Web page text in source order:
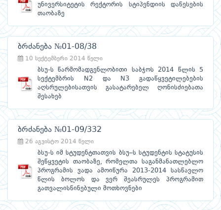
უნივერსიტეტის რექტორის სტიპენდიის დაწესების
თაობაზე
ბრძანება №01-08/38
10 სექტემბერი 2014 წელი
ბსუ-ს წარმომადგენლობითი საბჭოს 2014 წლის 5
სექტემბრის N2 და N3 გადაწყვეტილებების
აღსრულებისათვის გასატარებელ ღონისძიებათა
შესახებ
ბრძანება №01-09/332
26 აგვისტო 2014 წელი
ბსუ-ს იმ სტუდენტთათვის ბსუ–ს სტუდენტის სტატუსის
შეწყვეტის თაობაზე, რომელთა საგანმანათლებლო
პროგრამის ვადა ამოიწურა 2013-2014 სასწავლო
წლის ბოლოს და ვერ შეასრულეს პროგრამით
გათვალისწინებული მოთხოვნები